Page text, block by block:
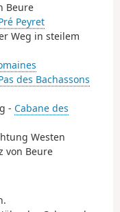
Beure
Peyret
Weg in steilem
des Bachassons
- Cabane des
Westen
von Beure